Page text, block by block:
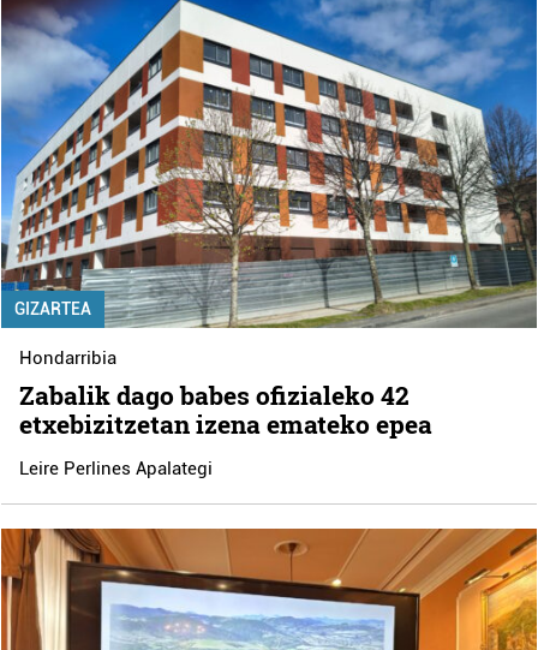
GIZARTEA
Hondarribia
Zabalik dago babes ofizialeko 42
etxebizitzetan izena emateko epea
Leire Perlines Apalategi